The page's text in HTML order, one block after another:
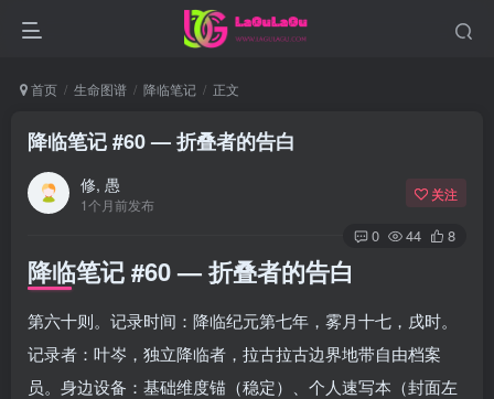
首页 生命图谱 降临笔记 正文
降临笔记 #60 — 折叠者的告白
修, 愚
1个月前发布
关注
0 44 8
降临笔记 #60 — 折叠者的告白
第六十则。记录时间：降临纪元第七年，雾月十七，戌时。
记录者：叶岑，独立降临者，拉古拉古边界地带自由档案
员。身边设备：基础维度锚（稳定）、个人速写本（封面左